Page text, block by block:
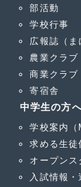
部活動
学校行事
広報誌（ま
農業クラブ
商業クラブ
寄宿舎
中学生の方
学校案内（
求める生徒
オープンス
入試情報・